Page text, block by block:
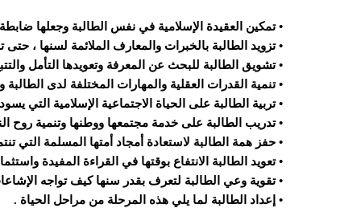
• تمكين العقيدة الإسلامية في نفس الطالبة وجعلها
• تزويد الطالبة بالخبرات والمعارف الملائمة لسنها ،
• تشويق الطالبة للبحث عن المعرفة وتعويدها التأمل
• تنمية القدرات العقلية والمهارات المختلفة لدى الطالبة
• تربية الطالبة على الحياة الاجتماعية الإسلامية التي
• تدريب الطالبة على خدمة مجتمعها ووطنها وتنمية روح
• حفز همة الطالبة لاستعادة أمجاد أمتها المسلمة التي
• تعويد الطالبة الانتفاع بوقتها في القراءة المفيدة
• تقوية وعي الطالبة لتعرف بقدر سنها كيف تواجه
• إعداد الطالبة لما يلي هذه المرحلة من مراحل الحياة .